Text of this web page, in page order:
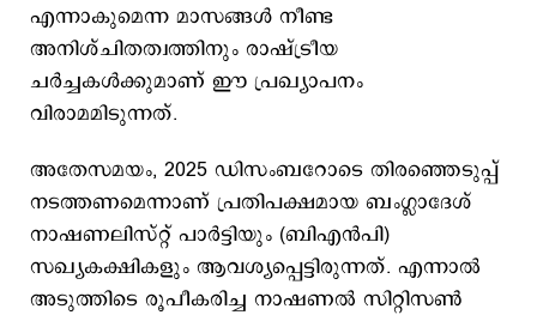
എന്നാകുമെന്ന മാസങ്ങൾ നീണ്ട
അനിശ്ചിതത്വത്തിനും രാഷ്ട്രീയ
ചർച്ചകൾക്കുമാണ് ഈ പ്രഖ്യാപനം
വിരാമമിടുന്നത്.
അതേസമയം, 2025 ഡിസംബറോടെ തിരഞ്ഞെടുപ്പ്
നടത്തണമെന്നാണ് പ്രതിപക്ഷമായ ബംഗ്ലാദേശ്
നാഷണലിസ്റ്റ് പാർട്ടിയും (ബിഎൻപി)
സഖ്യകക്ഷികളും ആവശ്യപ്പെട്ടിരുന്നത്. എന്നാല്‍
അടുത്തിടെ രൂപീകരിച്ച നാഷണൽ സിറ്റിസൺ